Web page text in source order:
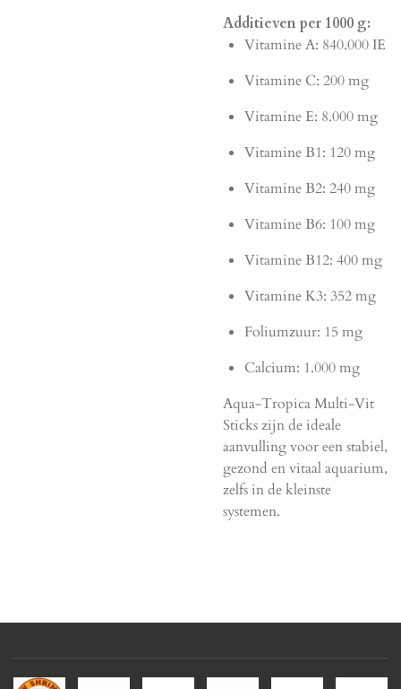
Additieven per 1000 g:
Vitamine A: 840.000 IE
Vitamine C: 200 mg
Vitamine E: 8.000 mg
Vitamine B1: 120 mg
Vitamine B2: 240 mg
Vitamine B6: 100 mg
Vitamine B12: 400 mg
Vitamine K3: 352 mg
Foliumzuur: 15 mg
Calcium: 1.000 mg
Aqua-Tropica Multi-Vit
Sticks zijn de ideale
aanvulling voor een stabiel,
gezond en vitaal aquarium,
zelfs in de kleinste
systemen.